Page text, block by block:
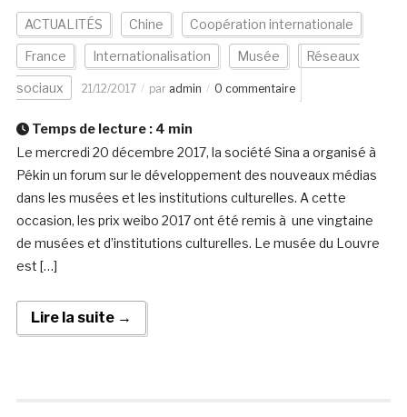
ACTUALITÉS Chine Coopération internationale
France Internationalisation Musée Réseaux
sociaux 21/12/2017 par admin 0 commentaire
Temps de lecture : 4 min
Le mercredi 20 décembre 2017, la société Sina a organisé à
Pékin un forum sur le développement des nouveaux médias
dans les musées et les institutions culturelles. A cette
occasion, les prix weibo 2017 ont été remis à une vingtaine
de musées et d’institutions culturelles. Le musée du Louvre
est […]
Lire la suite →